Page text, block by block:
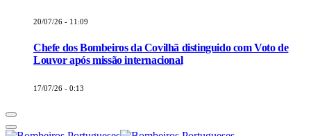
20/07/26 - 11:09
Chefe dos Bombeiros da Covilhã distinguido com Voto de
Louvor após missão internacional
17/07/26 - 0:13